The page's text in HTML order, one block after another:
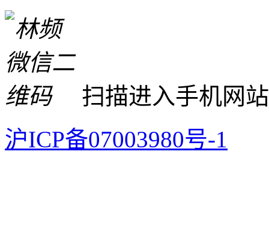
扫描进入手机网
沪ICP备07003980号-1